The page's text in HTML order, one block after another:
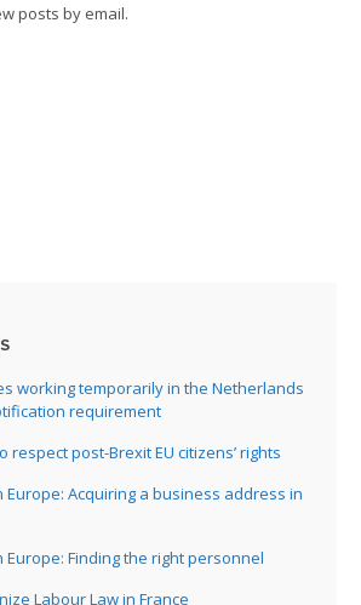
posts by email.
working temporarily in the Netherlands
requirement
respect post-Brexit EU citizens’ rights
Europe: Acquiring a business address in
Europe: Finding the right personnel
Labour Law in France